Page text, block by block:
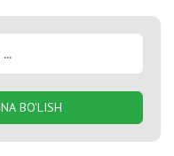
BO'LISH